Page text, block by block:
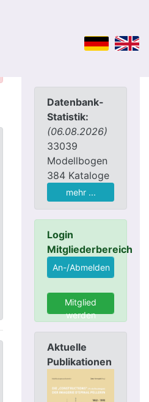
Datenbank-
Statistik:
(06.08.2026)
33039
Modellbogen
384 Kataloge
mehr ...
Login
Mitgliederbereich
Mitglied
werden
Aktuelle
Publikationen